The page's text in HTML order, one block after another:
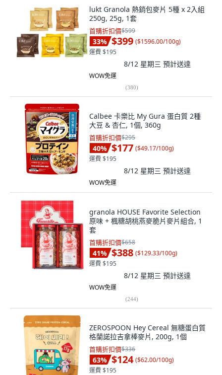
lukt Granola 熱銷包麥片 5種 x 2入組
250g, 25g, 1套
首購折扣價$599
33% $399 ($1596.00/100g)
運費 $195
8/12 星期三 預計送達
WOW免運
(380)
Calbee 卡樂比 My Gura 蛋白質 2種
大豆 & 杏仁, 1個, 360g
首購折扣價$295
40% $177 ($49.17/100g)
運費 $195
8/12 星期三 預計送達
WOW免運
granola HOUSE Favorite Selection
原味 + 楓糖胡桃燕麥脆片麥片組合, 1
套
首購折扣價$658
41% $388 ($129.33/100g)
運費 $195
8/12 星期三 預計送達
WOW免運
(244)
ZEROSPOON Hey Cereal 無糖蛋白質
格蘭諾拉吉拿棒麥片, 200g, 1個
首購折扣價$336
63% $124 ($62.00/100g)
運費 $195